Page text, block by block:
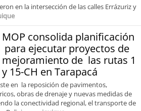
en la intersección de las calles Errázuriz y
MOP consolida planificación
para ejecutar proyectos de
mejoramiento de las rutas 1
y 15-CH en Tarapacá
en la reposición de pavimentos,
obras de drenaje y nuevas medidas de
la conectividad regional, el transporte de